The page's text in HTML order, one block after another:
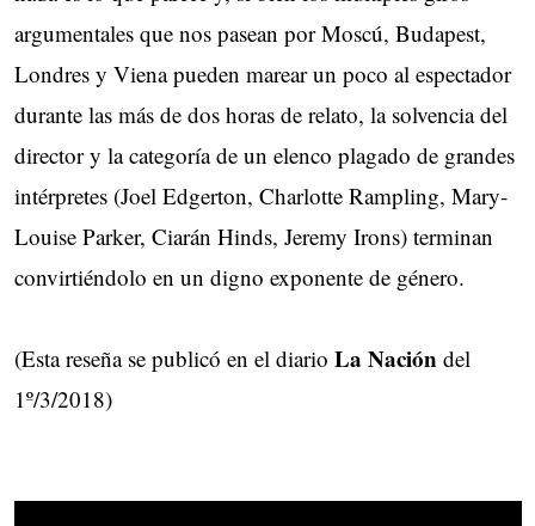
argumentales que nos pasean por Moscú, Budapest,
Londres y Viena pueden marear un poco al espectador
durante las más de dos horas de relato, la solvencia del
director y la categoría de un elenco plagado de grandes
intérpretes (Joel Edgerton, Charlotte Rampling, Mary-
Louise Parker, Ciarán Hinds, Jeremy Irons) terminan
convirtiéndolo en un digno exponente de género.
(Esta reseña se publicó en el diario La Nación del
1º/3/2018)